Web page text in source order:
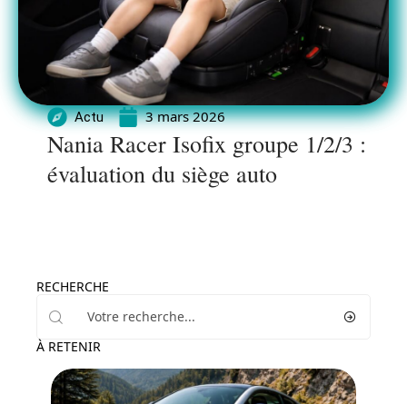
Actu 3 mars 2026
Nania Racer Isofix groupe 1/2/3 :
évaluation du siège auto
RECHERCHE
À RETENIR